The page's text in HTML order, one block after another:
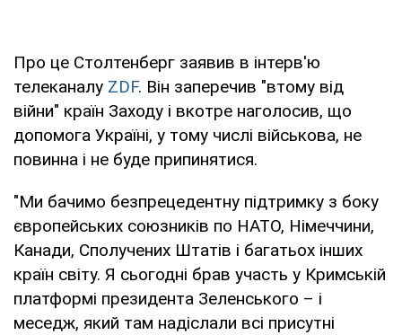
Про це Столтенберг заявив в інтерв'ю
телеканалу ZDF. Він заперечив "втому від
війни" країн Заходу і вкотре наголосив, що
допомога Україні, у тому числі військова, не
повинна і не буде припинятися.
"Ми бачимо безпрецедентну підтримку з боку
європейських союзників по НАТО, Німеччини,
Канади, Сполучених Штатів і багатьох інших
країн світу. Я сьогодні брав участь у Кримській
платформі президента Зеленського – і
меседж, який там надіслали всі присутні